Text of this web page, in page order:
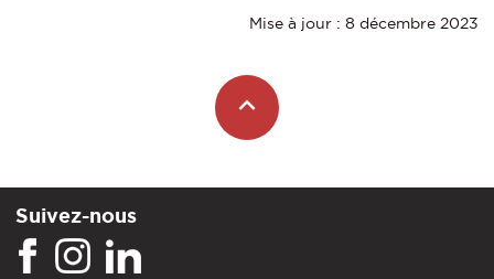
Mise à jour : 8 décembre 2023
Suivez-nous